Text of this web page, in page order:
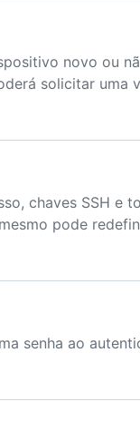
novo ou
solicitar uma
chaves SSH e
pode
senha ao